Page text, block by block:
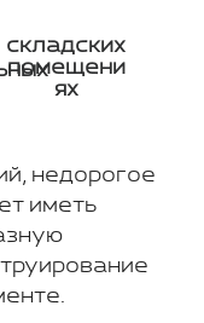
складских
помещени
ях
недорогое
иметь